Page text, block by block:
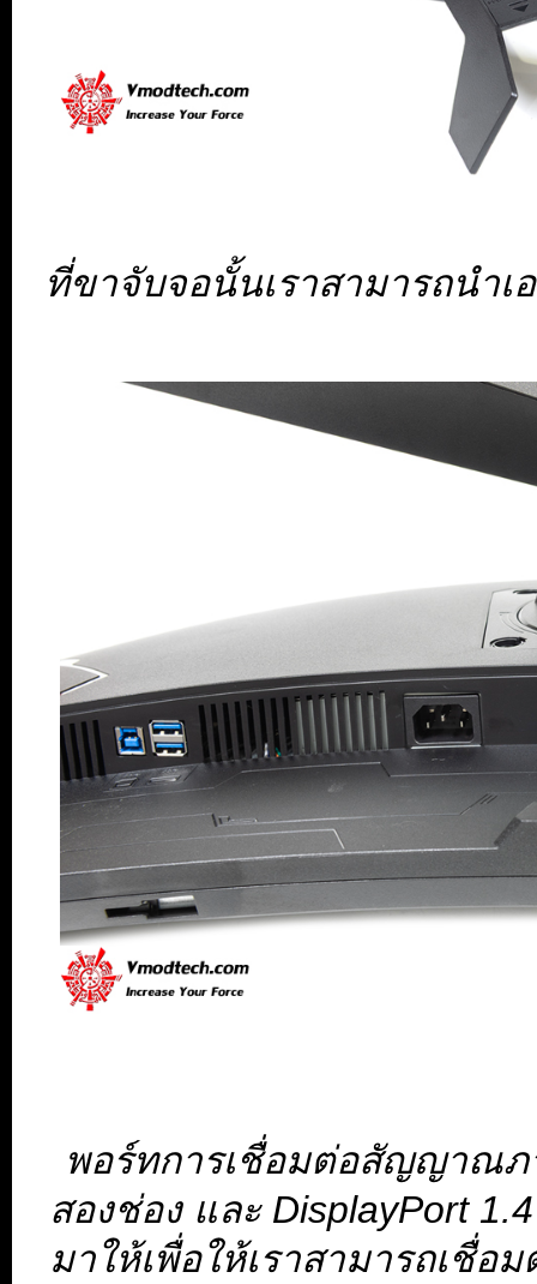
ที่ขาจับจอนั้นเราสามารถนำเ
พอร์ทการเชื่อมต่อสัญญาณภ
สองช่อง และ DisplayPort
มาให้เพื่อให้เราสามารถเชื่